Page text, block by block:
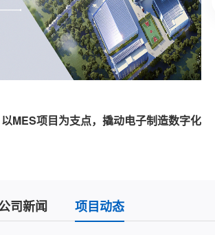
MES项目为支点，撬动电子制造数字化
司新闻 项目动态